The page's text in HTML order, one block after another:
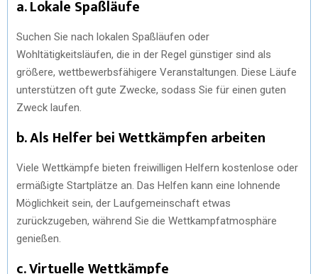
a. Lokale Spaßläufe
Suchen Sie nach lokalen Spaßläufen oder
Wohltätigkeitsläufen, die in der Regel günstiger sind als
größere, wettbewerbsfähigere Veranstaltungen. Diese Läufe
unterstützen oft gute Zwecke, sodass Sie für einen guten
Zweck laufen.
b. Als Helfer bei Wettkämpfen arbeiten
Viele Wettkämpfe bieten freiwilligen Helfern kostenlose oder
ermäßigte Startplätze an. Das Helfen kann eine lohnende
Möglichkeit sein, der Laufgemeinschaft etwas
zurückzugeben, während Sie die Wettkampfatmosphäre
genießen.
c. Virtuelle Wettkämpfe